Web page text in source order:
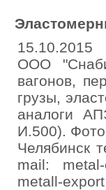
15.10.2015
ООО
вагонов,
грузы,
аналоги
И.500).
Челябинск
mail:
metall-export